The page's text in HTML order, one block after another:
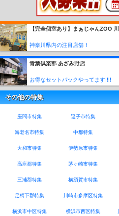
神奈川県内の注目店舗！
青葉倶楽部 あざみ野店
お得なセットパックやってます!!!!
その他の特集
座間市特集 逗子市特集
海老名市特集 中郡特集
大和市特集 伊勢原市特集
高座郡特集 茅ヶ崎市特集
三浦郡特集 横須賀市特集
足柄下郡特集 川崎市多摩区特集
横浜市中区特集 横浜市西区特集